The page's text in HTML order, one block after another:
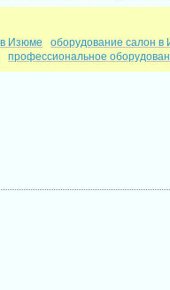
Изюме оборудование салон в
профессиональное